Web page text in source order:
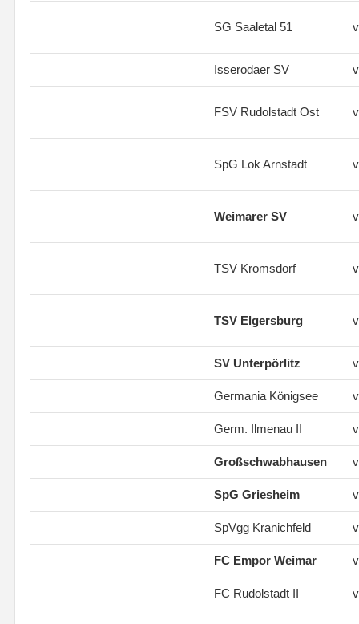
SG Saaletal 51
Isserodaer SV
FSV Rudolstadt Ost
SpG Lok Arnstadt
Weimarer SV
TSV Kromsdorf
TSV Elgersburg
SV Unterpörlitz
Germania Königsee
Germ. Ilmenau II
Großschwabhausen
SpG Griesheim
SpVgg Kranichfeld
FC Empor Weimar
FC Rudolstadt II